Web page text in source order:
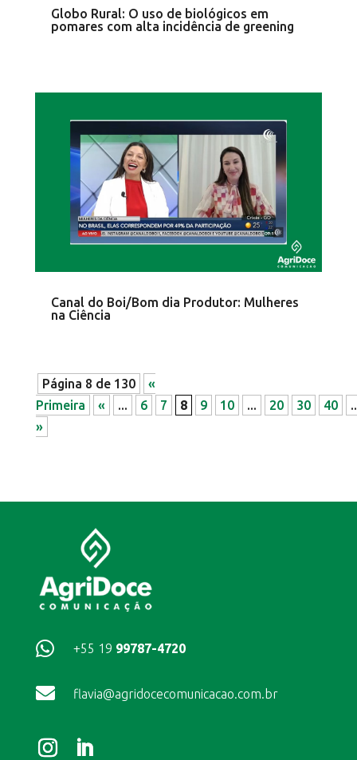
Globo Rural: O uso de biológicos em
pomares com alta incidência de greening
Canal do Boi/Bom dia Produtor: Mulheres
na Ciência
Página 8 de 130
«
Primeira
« ... 6 7 8 9 10 ... 20 30 40
»
 +55 19 99787-4720
 flavia@agridocecomunicacao.com.br